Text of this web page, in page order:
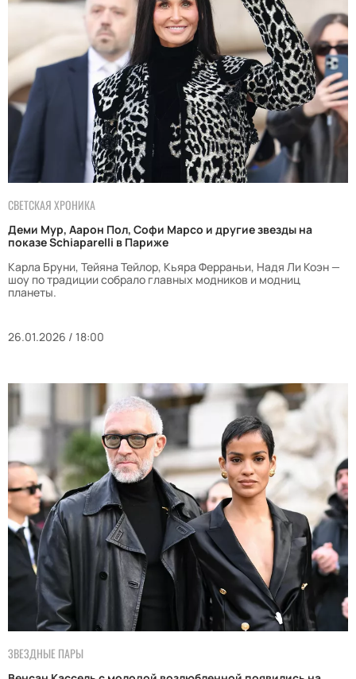
СВЕТСКАЯ ХРОНИКА
Деми Мур, Аарон Пол, Софи Марсо и другие звезды на
показе Schiaparelli в Париже
Карла Бруни, Тейяна Тейлор, Кьяра Ферраньи, Надя Ли Коэн —
шоу по традиции собрало главных модников и модниц
планеты.
26.01.2026 / 18:00
ЗВЕЗДНЫЕ ПАРЫ